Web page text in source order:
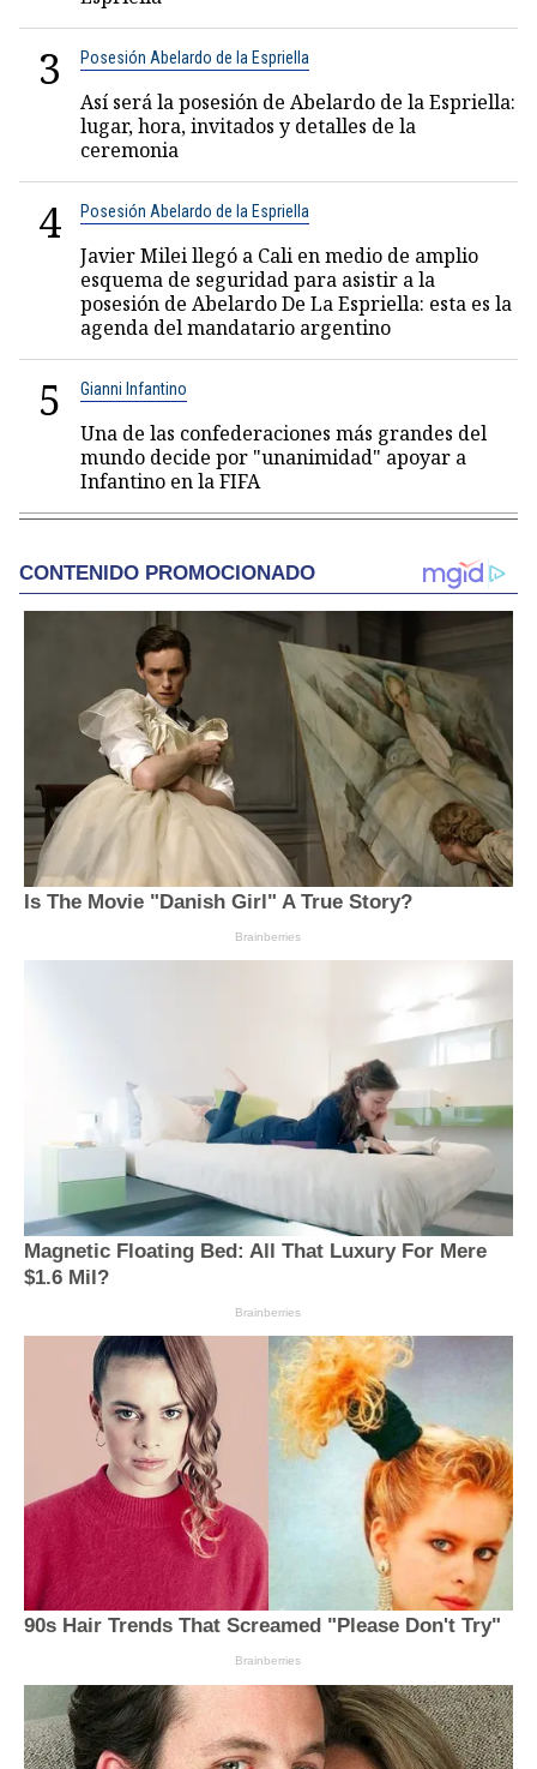
3 Posesión Abelardo de la Espriella
Así será la posesión de Abelardo de la Espriella:
lugar, hora, invitados y detalles de la
ceremonia
4 Posesión Abelardo de la Espriella
Javier Milei llegó a Cali en medio de amplio
esquema de seguridad para asistir a la
posesión de Abelardo De La Espriella: esta es la
agenda del mandatario argentino
5 Gianni Infantino
Una de las confederaciones más grandes del
mundo decide por "unanimidad" apoyar a
Infantino en la FIFA